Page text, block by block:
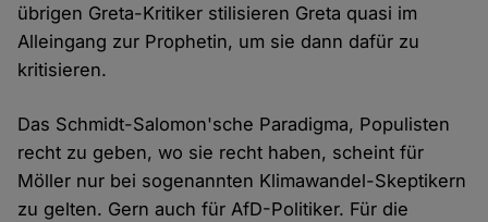
übrigen Greta-Kritiker stilisieren Greta quasi im
Alleingang zur Prophetin, um sie dann dafür zu
kritisieren.
Das Schmidt-Salomon'sche Paradigma, Populisten
recht zu geben, wo sie recht haben, scheint für
Möller nur bei sogenannten Klimawandel-Skeptikern
zu gelten. Gern auch für AfD-Politiker. Für die